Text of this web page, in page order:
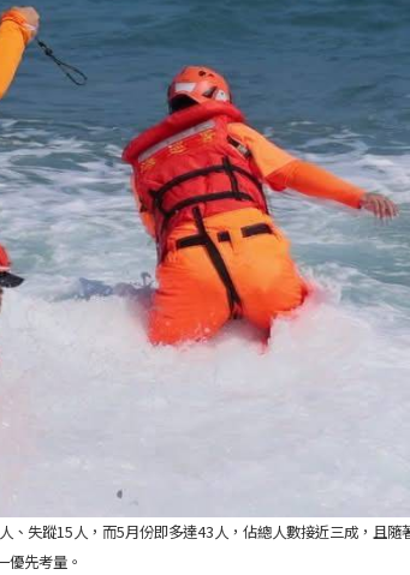
失蹤15人，而5月份即多達43人，佔總人數接近三成，且
優先考量。